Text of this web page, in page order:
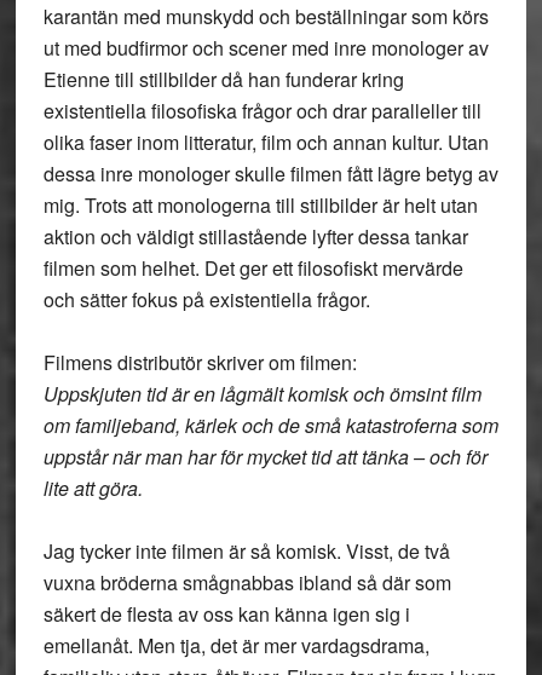
karantän med munskydd och beställningar som körs
ut med budfirmor och scener med inre monologer av
Etienne till stillbilder då han funderar kring
existentiella filosofiska frågor och drar paralleller till
olika faser inom litteratur, film och annan kultur. Utan
dessa inre monologer skulle filmen fått lägre betyg av
mig. Trots att monologerna till stillbilder är helt utan
aktion och väldigt stillastående lyfter dessa tankar
filmen som helhet. Det ger ett filosofiskt mervärde
och sätter fokus på existentiella frågor.
Filmens distributör skriver om filmen:
Uppskjuten tid är en lågmält komisk och ömsint film
om familjeband, kärlek och de små katastroferna som
uppstår när man har för mycket tid att tänka – och för
lite att göra.
Jag tycker inte filmen är så komisk. Visst, de två
vuxna bröderna smågnabbas ibland så där som
säkert de flesta av oss kan känna igen sig i
emellanåt. Men tja, det är mer vardagsdrama,